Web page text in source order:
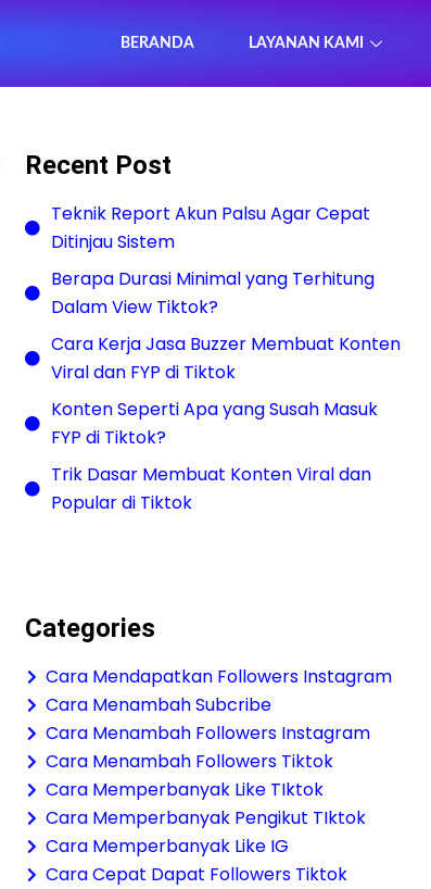
BERANDA LAYANAN KAMI
Recent Post
Teknik Report Akun Palsu Agar Cepat
Ditinjau Sistem
Berapa Durasi Minimal yang Terhitung
Dalam View Tiktok?
Cara Kerja Jasa Buzzer Membuat Konten
Viral dan FYP di Tiktok
Konten Seperti Apa yang Susah Masuk
FYP di Tiktok?
Trik Dasar Membuat Konten Viral dan
Popular di Tiktok
Categories
Cara Mendapatkan Followers Instagram
Cara Menambah Subcribe
Cara Menambah Followers Instagram
Cara Menambah Followers Tiktok
Cara Memperbanyak Like TIktok
Cara Memperbanyak Pengikut TIktok
Cara Memperbanyak Like IG
Cara Cepat Dapat Followers Tiktok